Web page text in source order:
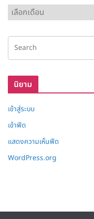
ลั
ง
ก็
นิยาม
เข้าสู่ระบบ
เข้าฟีด
แสดงความเห็นฟีด
WordPress.org